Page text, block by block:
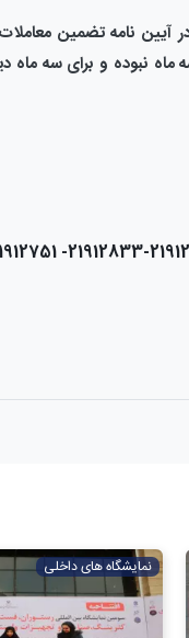
آیین نامه تضمین
ماه نبوده و برای سه ماه
- 21912751
نمایشگاه های داخلی